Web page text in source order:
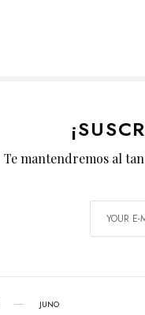
Te mantendremos al
JUNO